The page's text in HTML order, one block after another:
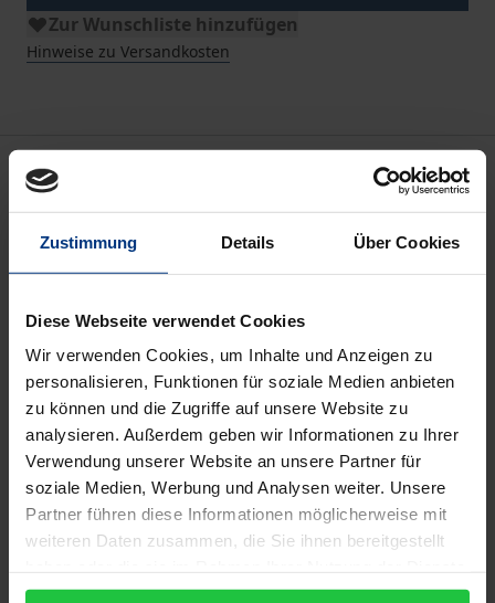
Zustimmung Details Über Cookies
Diese Webseite verwendet Cookies
Wir verwenden Cookies, um Inhalte und Anzeigen zu
personalisieren, Funktionen für soziale Medien anbieten
zu können und die Zugriffe auf unsere Website zu
analysieren. Außerdem geben wir Informationen zu Ihrer
Verwendung unserer Website an unsere Partner für
soziale Medien, Werbung und Analysen weiter. Unsere
Partner führen diese Informationen möglicherweise mit
weiteren Daten zusammen, die Sie ihnen bereitgestellt
gesammelt haben.
Zur Wunschliste hinzufügen
Hinweise zu Versandkosten
Beschreibung
Als Supplement in zwei Teilbänden zu den
und mit einem neu konzipierten umfassenden
Kommentar vor. Lambert hat in dem erstmals 1915
edierten Manuskript von 1752 bis zu seinem Tod
seine wissenschaftlichen Beschäftigungen notiert;
von hier aus erschließt sich sein Schaffen in seiner
Bandbreite von der Astronomie, Mathematik und
Optik über die Wärmelehre und Meteorologie bis
zur Logik und Metaphysik. Der Kommentar, der zu